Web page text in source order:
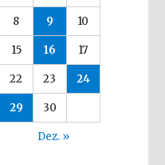
8 9 10
15 16 17
22 23 24
29 30
Dez. »